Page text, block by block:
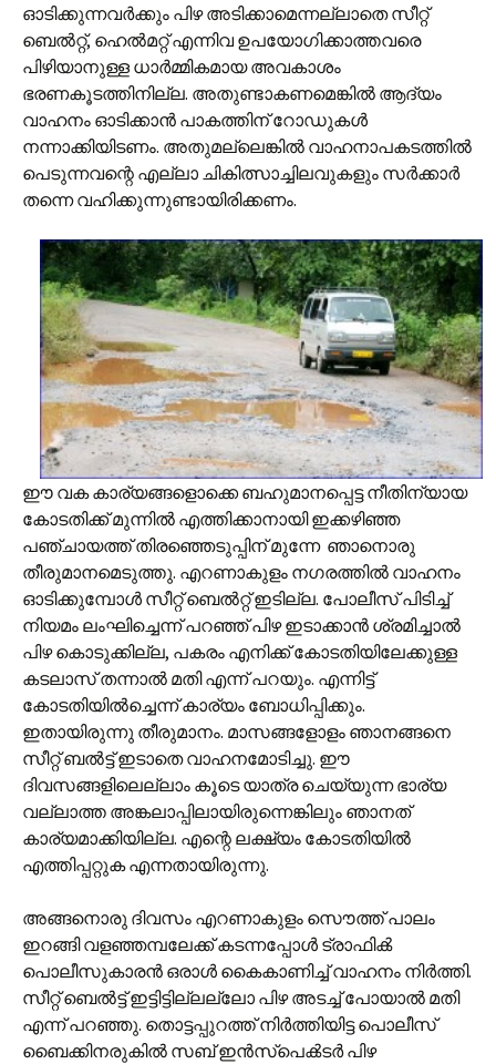
ഓടിക്കുന്നവർക്കും പിഴ അടിക്കാമെന്നല്ലാതെ സീറ്റ്
ബെൽറ്റ്, ഹെൽമറ്റ് എന്നിവ ഉപയോഗിക്കാത്തവരെ
പിഴിയാനുള്ള ധാർമ്മികമായ അവകാശം
ഭരണകൂടത്തിനില്ല. അതുണ്ടാകണമെങ്കിൽ ആദ്യം
വാഹനം ഓടിക്കാൻ പാകത്തിന് റോഡുകൾ
നന്നാക്കിയിടണം. അതുമല്ലെങ്കിൽ വാഹനാപകടത്തിൽ
പെടുന്നവന്റെ എല്ലാ ചികിത്സാച്ചിലവുകളും സർക്കാർ
തന്നെ വഹിക്കുന്നുണ്ടായിരിക്കണം.
ഈ വക കാര്യങ്ങളൊക്കെ ബഹുമാനപ്പെട്ട നീതിന്യായ
കോടതിക്ക് മുന്നിൽ എത്തിക്കാനായി ഇക്കഴിഞ്ഞ
പഞ്ചായത്ത് തിരഞ്ഞെടുപ്പിന് മുന്നേ ഞാനൊരു
തീരുമാനമെടുത്തു. എറണാകുളം നഗരത്തിൽ വാഹനം
ഓടിക്കുമ്പോൾ സീറ്റ് ബെൽറ്റ് ഇടില്ല. പോലീസ് പിടിച്ച്
നിയമം ലംഘിച്ചെന്ന് പറഞ്ഞ് പിഴ ഇടാക്കാൻ ശ്രമിച്ചാൽ
പിഴ കൊടുക്കില്ല, പകരം എനിക്ക് കോടതിയിലേക്കുള്ള
കടലാസ് തന്നാൽ മതി എന്ന് പറയും. എന്നിട്ട്
കോടതിയിൽച്ചെന്ന് കാര്യം ബോധിപ്പിക്കും.
ഇതായിരുന്നു തീരുമാനം. മാസങ്ങളോളം ഞാനങ്ങനെ
സീറ്റ് ബൽട്ട് ഇടാതെ വാഹനമോടിച്ചു. ഈ
ദിവസങ്ങളിലെല്ലാം കൂടെ യാത്ര ചെയ്യുന്ന ഭാര്യ
വല്ലാത്ത അങ്കലാപ്പിലായിരുന്നെങ്കിലും ഞാനത്
കാര്യമാക്കിയില്ല. എന്റെ ലക്ഷ്യം കോടതിയിൽ
എത്തിപ്പറ്റുക എന്നതായിരുന്നു.
അങ്ങനൊരു ദിവസം എറണാകുളം സൌത്ത് പാലം
ഇറങ്ങി വളഞ്ഞമ്പലേക്ക് കടന്നപ്പോൾ ട്രാഫിൿ
പൊലീസുകാരൻ ഒരാൾ കൈകാണിച്ച് വാഹനം നിർത്തി.
സീറ്റ് ബെൽട്ട് ഇട്ടിട്ടില്ലല്ലോ പിഴ അടച്ച് പോയാൽ മതി
എന്ന് പറഞ്ഞു. തൊട്ടപ്പുറത്ത് നിർത്തിയിട്ട പൊലീസ്
ബൈക്കിനരുകിൽ സബ് ഇൻസ്പെൿടർ പിഴ